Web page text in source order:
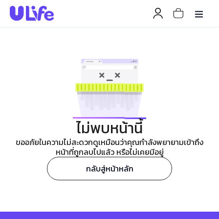
ไม่พบหน้านี้
ขออภัยในความไม่สะดวกดูเหมือนว่าคุณกำลังพยายามเข้าถึง
หน้าที่ถูกลบไปแล้ว หรือไม่เคยมีอยู่
กลับสู่หน้าหลัก